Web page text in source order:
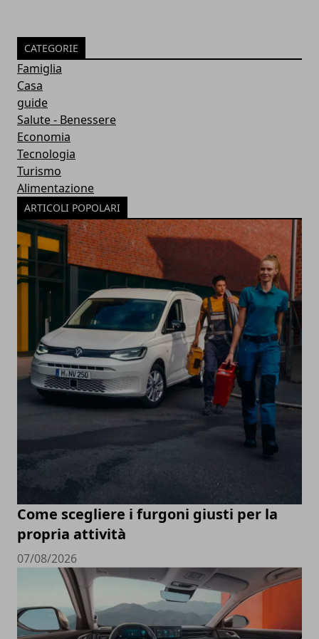
CATEGORIE
Famiglia
Casa
guide
Salute - Benessere
Economia
Tecnologia
Turismo
Alimentazione
ARTICOLI POPOLARI
Come scegliere i furgoni giusti per la
propria attività
07/08/2026